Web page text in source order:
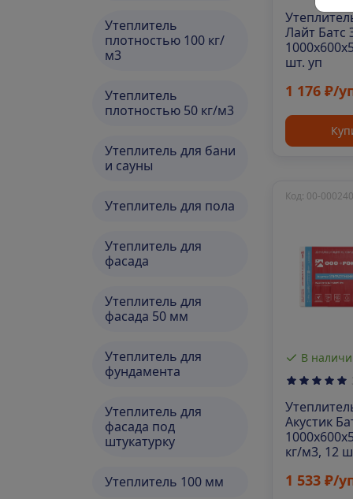
Утеплитель
плотностью 100 кг/
м3
Утеплитель
плотностью 50 кг/м3
Утеплитель для бани
и сауны
Утеплитель для пола
Утеплитель для
фасада
Утеплитель для
фасада 50 мм
Утеплитель для
фундамента
Утеплитель для
фасада под
штукатурку
Утеплитель 100 мм
Лайт Батс
шт. уп
1 176 ₽/
В
Код: 00-
Акустик
кг/м3, 12
1 533 ₽/